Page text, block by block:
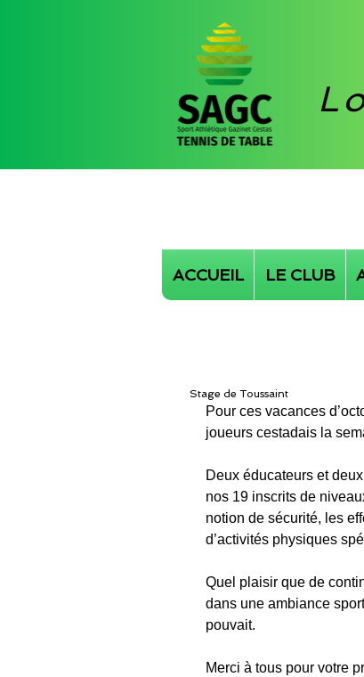
ACCUEIL LE CLUB
Stage de Toussaint
Pour ces vacances
joueurs cestadais la
Deux éducateurs et
nos 19 inscrits de
notion de sécurité, les
d’activités physiques
Quel plaisir que de
dans une ambiance
pouvait.
Merci à tous pour votre